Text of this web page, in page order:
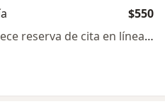
$550
Este especialista no ofrece reserva de cita en línea en esta dirección.